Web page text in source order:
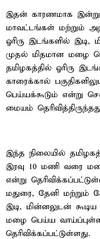
இதன் காரணமாக
மாவட்டங்கள் மற்றும்
ஓரிரு இடங்களில் இடி,
முதல் மிதமான மழை
தமிழகத்தில் ஓரிரு
காரைக்கால்
பெய்யக்கூடும் என்று
மையம்
இந்த நிலையில்
இரவு 10 மணி வரை
என்று
மதுரை, தேனி
இடி, மின்னலுடன்
மழை பெய்ய
தெரிவிக்கப்பட்டுள்ளது.